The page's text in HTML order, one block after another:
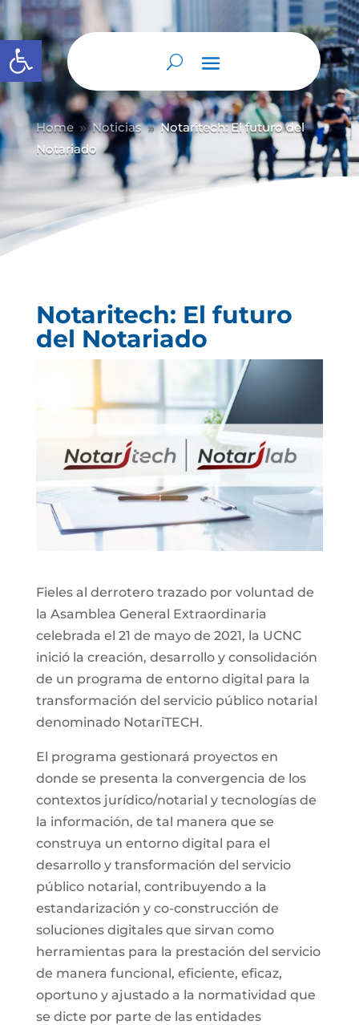
Abrir barra de herramientas
Home 9 Noticias 9 Notaritech: El futuro del
Notariado
Notaritech: El futuro
del Notariado
Fieles al derrotero trazado por voluntad de
la Asamblea General Extraordinaria
celebrada el 21 de mayo de 2021, la UCNC
inició la creación, desarrollo y consolidación
de un programa de entorno digital para la
transformación del servicio público notarial
denominado NotariTECH.
El programa gestionará proyectos en
donde se presenta la convergencia de los
contextos jurídico/notarial y tecnologías de
la información, de tal manera que se
construya un entorno digital para el
desarrollo y transformación del servicio
público notarial, contribuyendo a la
estandarización y co-construcción de
soluciones digitales que sirvan como
herramientas para la prestación del servicio
de manera funcional, eficiente, eficaz,
oportuno y ajustado a la normatividad que
se dicte por parte de las entidades